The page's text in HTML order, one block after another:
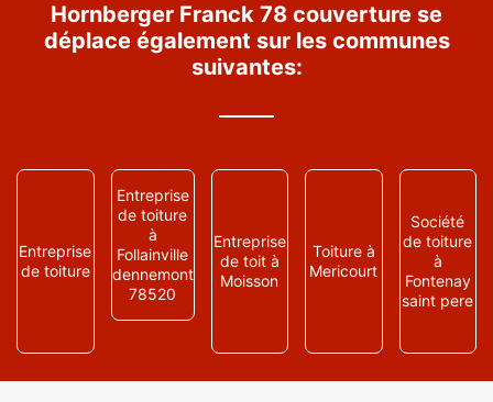
Hornberger Franck 78 couverture se
déplace également sur les communes
suivantes:
Entreprise
de toiture
Entreprise
de toiture
à
Follainville
dennemont
78520
Entreprise
de toit à
Moisson
Toiture à
Mericourt
Société
de toiture
à
Fontenay
saint pere